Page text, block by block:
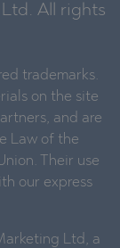
All rights
trademarks.
on the site
and are
Law of the
Their use
our express
Ltd, a